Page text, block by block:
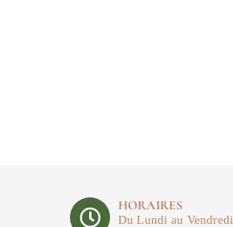
HORAIRES
Du Lundi au Vendredi